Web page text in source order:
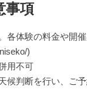
事項
各体験の料金や開
)
用不可
候判断を行い、ご